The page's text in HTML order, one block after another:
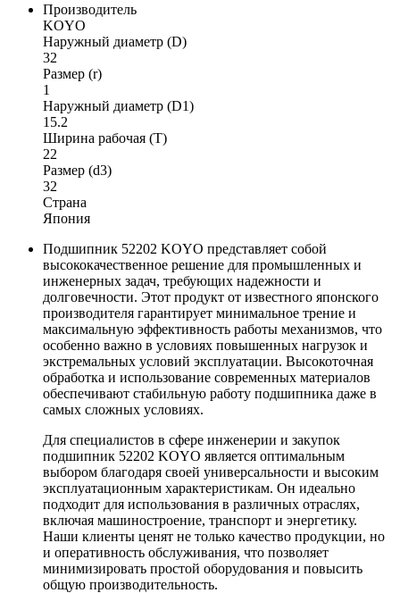
Производитель
KOYO
Наружный диаметр (D)
32
Размер (r)
1
Наружный диаметр (D1)
15.2
Ширина рабочая (T)
22
Размер (d3)
32
Страна
Япония
Подшипник 52202 KOYO представляет собой
высококачественное решение для промышленных и
инженерных задач, требующих надежности и
долговечности. Этот продукт от известного японского
производителя гарантирует минимальное трение и
максимальную эффективность работы механизмов, что
особенно важно в условиях повышенных нагрузок и
экстремальных условий эксплуатации. Высокоточная
обработка и использование современных материалов
обеспечивают стабильную работу подшипника даже в
самых сложных условиях.
Для специалистов в сфере инженерии и закупок
подшипник 52202 KOYO является оптимальным
выбором благодаря своей универсальности и высоким
эксплуатационным характеристикам. Он идеально
подходит для использования в различных отраслях,
включая машиностроение, транспорт и энергетику.
Наши клиенты ценят не только качество продукции, но
и оперативность обслуживания, что позволяет
минимизировать простой оборудования и повысить
общую производительность.